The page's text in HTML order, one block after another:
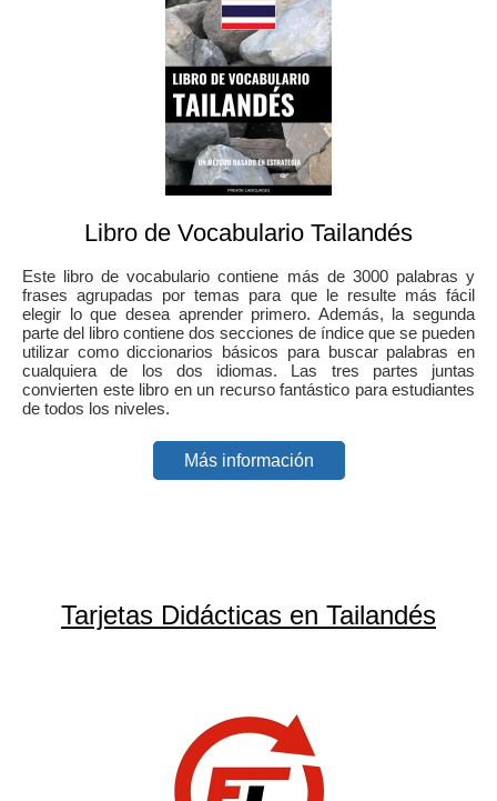
Libro de Vocabulario Tailandés
Este libro de vocabulario contiene más de 3000 palabras y
frases agrupadas por temas para que le resulte más fácil
elegir lo que desea aprender primero. Además, la segunda
parte del libro contiene dos secciones de índice que se pueden
utilizar como diccionarios básicos para buscar palabras en
cualquiera de los dos idiomas. Las tres partes juntas
convierten este libro en un recurso fantástico para estudiantes
de todos los niveles.
Más información
Tarjetas Didácticas en Tailandés